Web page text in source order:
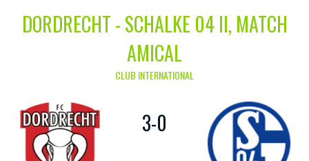
DORDRECHT - SCHALKE 04 II, MATCH
AMICAL
CLUB INTERNATIONAL
3-0